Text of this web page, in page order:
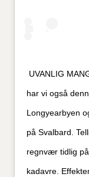
UVANLIG
har vi også
Longyearbyen
på Svalbard.
regnvær tidlig
kadavre.